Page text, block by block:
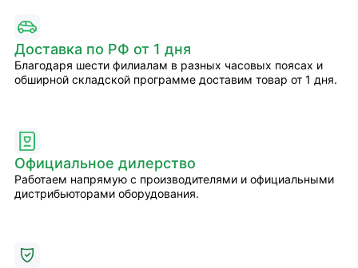
Доставка по РФ от 1 дня
Благодаря шести филиалам в разных часовых поясах и
обширной складской программе доставим товар от 1 дня.
Официальное дилерство
Работаем напрямую с производителями и официальными
дистрибьюторами оборудования.